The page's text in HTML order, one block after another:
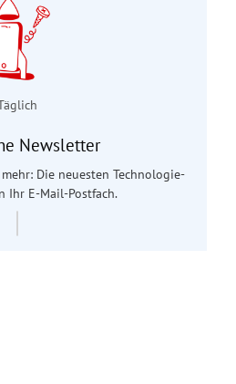
Newsletter
Die neuesten Technologie-
Ihr E-Mail-Postfach.